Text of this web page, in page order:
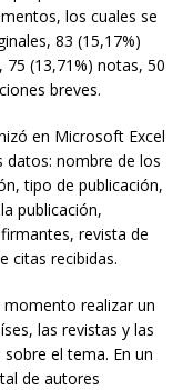
los cuales se
83 (15,17%)
(13,71%) notas, 50
breves.
en Microsoft Excel
datos: nombre de los
tipo de publicación,
publicación,
revista de
citas recibidas.
realizar un
las revistas y las
el tema. En un
de autores